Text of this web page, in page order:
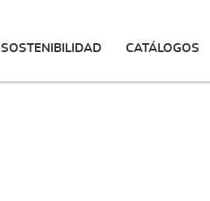
SOSTENIBILIDAD CATÁLOGOS